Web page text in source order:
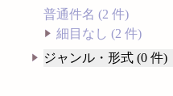
普通件名 (2 件)
細目なし (2 件)
ジャンル・形式 (0 件)